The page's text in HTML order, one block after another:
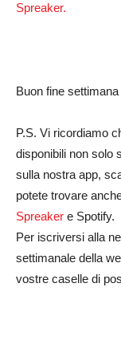
Spreaker.
Buon fine
P.S. Vi ricordiamo
disponibili non solo
sulla nostra app,
potete trovare
Spreaker e Spotify.
Per iscriversi alla
settimanale della
vostre caselle di